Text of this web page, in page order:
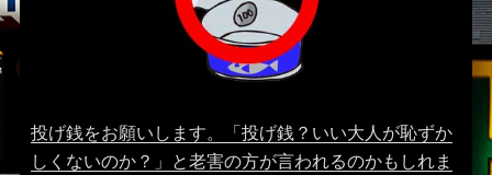
投げ銭をお願いします。「投げ銭？いい大人が恥ずか
しくないのか？」と老害の方が言われるのかもしれま